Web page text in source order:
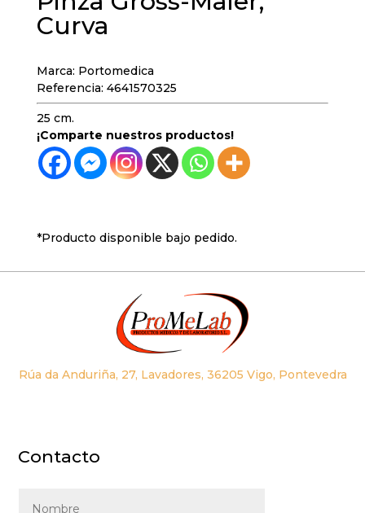
Curva
Marca: Portomedica
Referencia: 4641570325
25 cm.
¡Comparte nuestros productos!
*Producto disponible bajo pedido.
Rúa da Anduriña, 27, Lavadores, 36205 Vigo, Pontevedra
Contacto